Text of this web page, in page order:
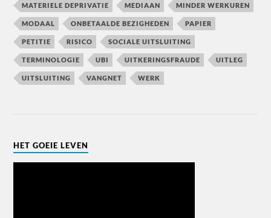
MATERIELE DEPRIVATIE MEDIAAN MINDER WERKUREN
MODAAL ONBETAALDE BEZIGHEDEN PAPIER
PETITIE RISICO SOCIALE UITSLUITING
TERMINOLOGIE UBI UITKERINGSFRAUDE UITLEG
UITSLUITING VANGNET WERK
HET GOEIE LEVEN